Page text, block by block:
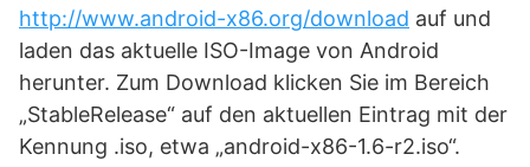
http://www.android-x86.org/download auf und
laden das aktuelle ISO-Image von Android
herunter. Zum Download klicken Sie im Bereich
„StableRelease“ auf den aktuellen Eintrag mit der
Kennung .iso, etwa „android-x86-1.6-r2.iso“.